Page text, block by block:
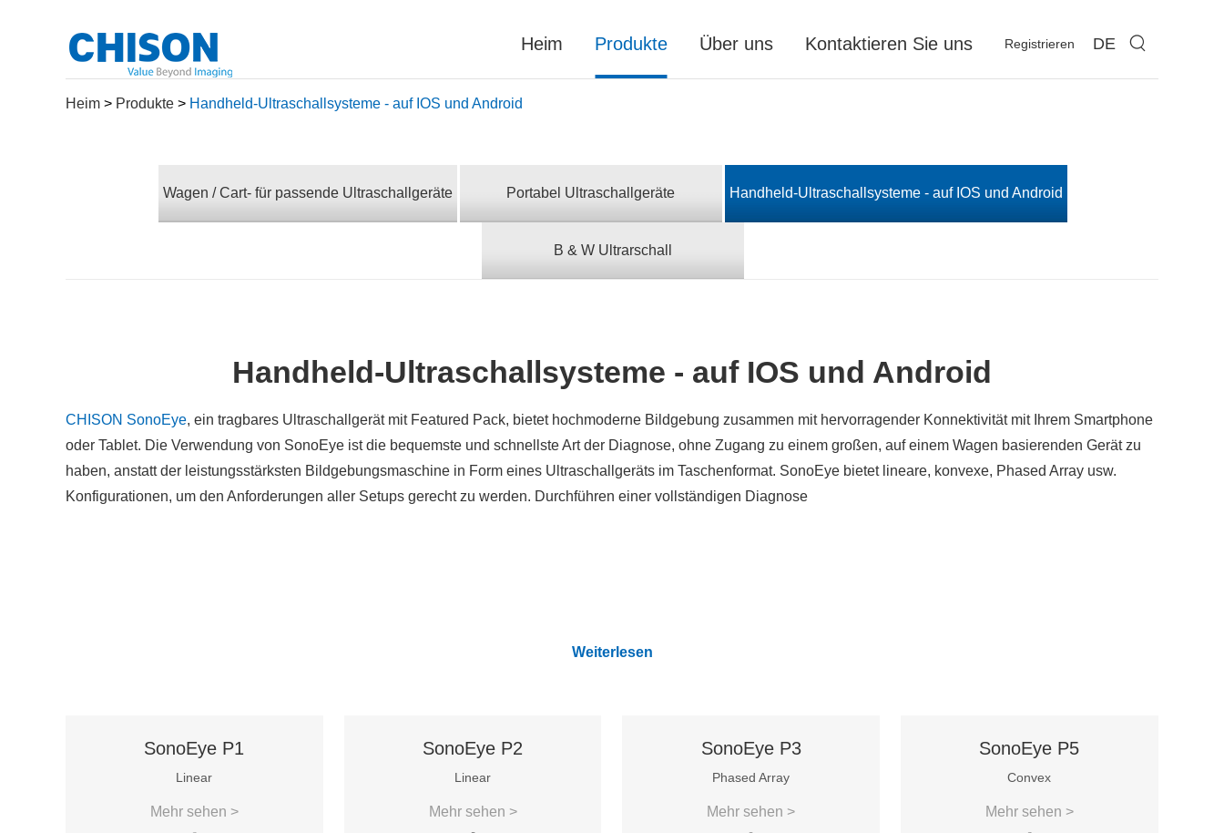
DE
Registrieren
Heim Produkte Über uns Kontaktieren Sie uns
Heim > Produkte > Handheld-Ultraschallsysteme - auf IOS und Android
Wagen / Cart- für passende Ultraschallgeräte Portabel Ultraschallgeräte Handheld-Ultraschallsysteme - auf IOS und Android
B & W Ultrarschall
Handheld-Ultraschallsysteme - auf IOS und Android
CHISON SonoEye, ein tragbares Ultraschallgerät mit Featured Pack, bietet hochmoderne Bildgebung zusammen mit hervorragender Konnektivität mit Ihrem Smartphone
oder Tablet. Die Verwendung von SonoEye ist die bequemste und schnellste Art der Diagnose, ohne Zugang zu einem großen, auf einem Wagen basierenden Gerät zu
haben, anstatt der leistungsstärksten Bildgebungsmaschine in Form eines Ultraschallgeräts im Taschenformat. SonoEye bietet lineare, konvexe, Phased Array usw.
Konfigurationen, um den Anforderungen aller Setups gerecht zu werden. Durchführen einer vollständigen Diagnose
Weiterlesen
SonoEye P1
Linear
Mehr sehen >
SonoEye P2
Linear
Mehr sehen >
SonoEye P3
Phased Array
Mehr sehen >
SonoEye P5
Convex
Mehr sehen >